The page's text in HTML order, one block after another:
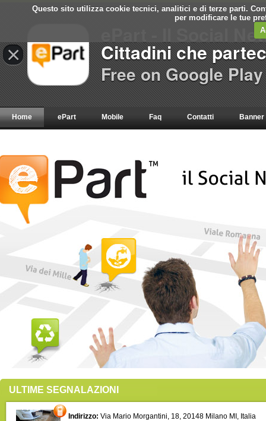
Questo sito utilizza cookie tecnici, analitici e di terze parti.
per modificare le tue
Home ePart Mobile Faq Contatti Banner
ULTIME SEGNALAZIONI
Indirizzo: Via Mario Morgantini, 18, 20148 Milano MI, Italia
×
ePart - Il Social
Cittadini che
Free on Google Play